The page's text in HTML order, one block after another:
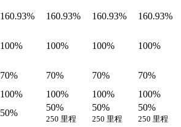
160.93% 160.93% 160.93%
160.93%
100% 100% 100% 100%
70% 70% 70%
70%
100% 100% 100%
100%
50%
50%
250 里程
50%
250 里程
50%
250 里程